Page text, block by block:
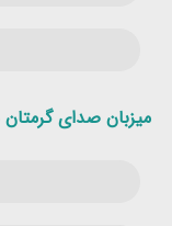
میزبان صدای